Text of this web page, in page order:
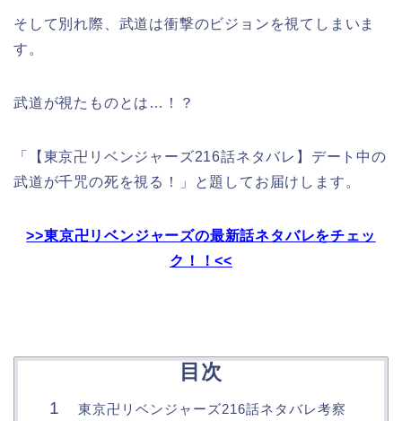
そして別れ際、武道は衝撃のビジョンを視てしまいま
す。
武道が視たものとは…！？
「【東京卍リベンジャーズ216話ネタバレ】デート中の
武道が千咒の死を視る！」と題してお届けします。
>>東京卍リベンジャーズの最新話ネタバレをチェッ
ク！！<<
目次
東京卍リベンジャーズ216話ネタバレ考察